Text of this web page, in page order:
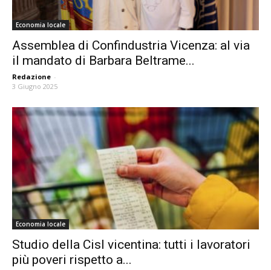
Economia locale
Assemblea di Confindustria Vicenza: al via
il mandato di Barbara Beltrame...
Redazione -
3 Giugno 2025
Economia locale
Studio della Cisl vicentina: tutti i lavoratori
più poveri rispetto a...